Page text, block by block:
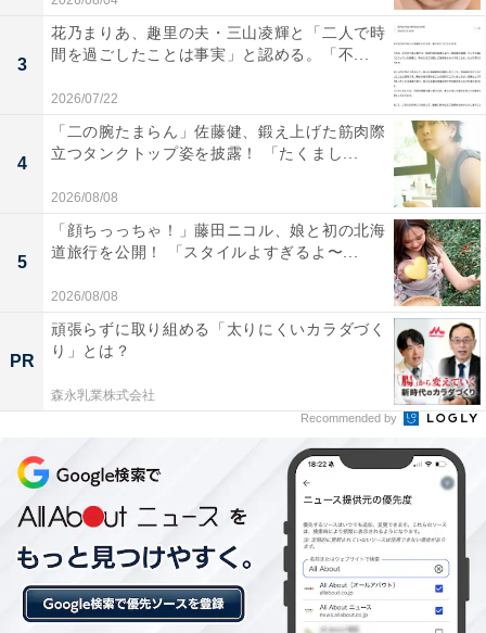
3
花乃まりあ、趣里の夫・三山凌輝と「二人で時
間を過ごしたことは事実」と認める。「不...
2026/07/22
4
「二の腕たまらん」佐藤健、鍛え上げた筋肉際
立つタンクトップ姿を披露！ 「たくまし...
2026/08/08
5
「顔ちっっちゃ！」藤田ニコル、娘と初の北海
道旅行を公開！ 「スタイルよすぎるよ〜...
2026/08/08
PR
頑張らずに取り組める「太りにくいカラダづく
り」とは？
森永乳業株式会社
Recommended by